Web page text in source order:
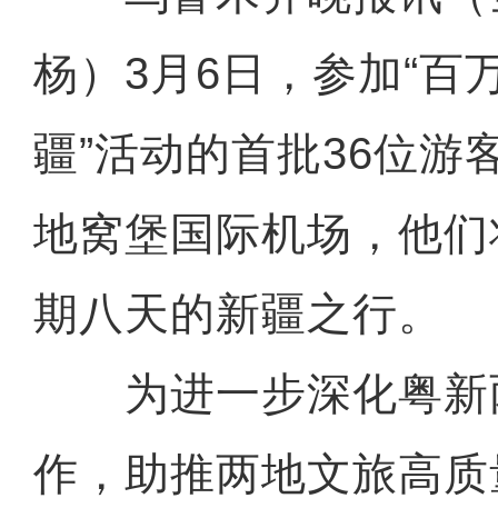
杨）3月6日，参加“百
疆”活动的首批36位游
地窝堡国际机场，他
期八天的新疆之行。
为进一步深化粤新
作，助推两地文旅高